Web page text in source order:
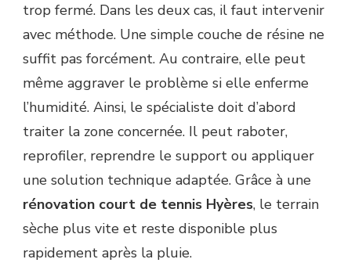
trop fermé. Dans les deux cas, il faut intervenir
avec méthode. Une simple couche de résine ne
suffit pas forcément. Au contraire, elle peut
même aggraver le problème si elle enferme
l’humidité. Ainsi, le spécialiste doit d’abord
traiter la zone concernée. Il peut raboter,
reprofiler, reprendre le support ou appliquer
une solution technique adaptée. Grâce à une
rénovation court de tennis Hyères, le terrain
sèche plus vite et reste disponible plus
rapidement après la pluie.